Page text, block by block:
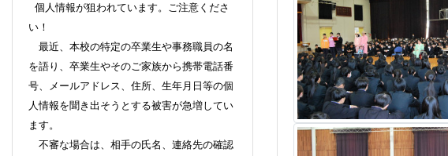
個人情報が狙われています。ご注意くださ
い！
最近、本校の特定の卒業生や事務職員の名
を語り、卒業生やそのご家族から携帯電話番
号、メールアドレス、住所、生年月日等の個
人情報を聞き出そうとする被害が急増してい
ます。
不審な場合は、相手の氏名、連絡先の確認